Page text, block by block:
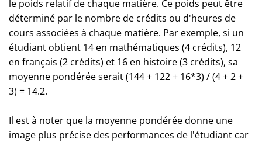
le poids relatif de chaque matière. Ce poids peut être
déterminé par le nombre de crédits ou d'heures de
cours associées à chaque matière. Par exemple, si un
étudiant obtient 14 en mathématiques (4 crédits), 12
en français (2 crédits) et 16 en histoire (3 crédits), sa
moyenne pondérée serait (144 + 122 + 16*3) / (4 + 2 +
3) = 14.2.
Il est à noter que la moyenne pondérée donne une
image plus précise des performances de l'étudiant car